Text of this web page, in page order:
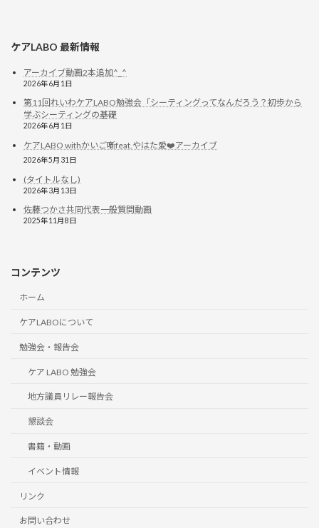
ケアLABO 最新情報
アーカイブ動画2本追加^_^
2026年6月1日
第11回れいわケアLABO勉強会「シーティングってなんだろう？初歩から
学ぶシーティングの基礎
2026年6月1日
ケアLABO withかいご噺feat.やはた愛❤️アーカイブ
2026年5月31日
(タイトルなし)
2026年3月13日
佐藤つかさ共同代表一般質問動画
2025年11月8日
コンテンツ
ホーム
ケアLABOについて
勉強会・報告会
ケア LABO 勉強会
地方議員リレー報告会
懇談会
書籍・動画
イベント情報
リンク
お問い合わせ